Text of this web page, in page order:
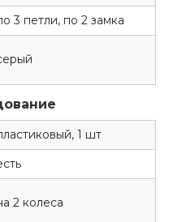
3 петли, по 2 замка
1 шт
2 колеса